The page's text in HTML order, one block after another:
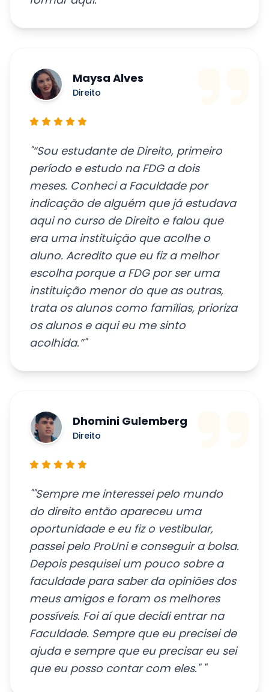
formar aqui.”"
Maysa Alves
"“Sou estudante de Direito, primeiro
período e estudo na FDG a dois
meses. Conheci a Faculdade por
indicação de alguém que já estudava
aqui no curso de Direito e falou que
era uma instituição que acolhe o
aluno. Acredito que eu fiz a melhor
escolha porque a FDG por ser uma
instituição menor do que as outras,
trata os alunos como famílias, prioriza
os alunos e aqui eu me sinto
acolhida.”"
Dhomini Gulemberg
""Sempre me interessei pelo mundo
do direito então apareceu uma
oportunidade e eu fiz o vestibular,
passei pelo ProUni e conseguir a bolsa.
Depois pesquisei um pouco sobre a
faculdade para saber da opiniões dos
meus amigos e foram os melhores
possíveis. Foi aí que decidi entrar na
Faculdade. Sempre que eu precisei de
ajuda e sempre que eu precisar eu sei
que eu posso contar com eles." "